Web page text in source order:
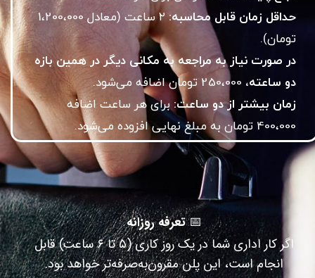
حداقل زمان قابل محاسبه:
۲ ساعت (معادل 1،200،000
تومان).
در صورت نیاز به مراجعه به مکانی دیگر در همین بازه
دو ساعته،
زمان بیشتر از دو ساعت:برای هر ساعت اضافه
400،000 تومان به مبلغ نهایی افزوده می‌شود.
📅تعرفه روزانه​​​​​​​
اگر کار اداری شما در یک روز کاری (۵ تا ۶ ساعت) قابل
انجام است، این پلن مقرون‌به‌صرفه‌تر خواهد بود.